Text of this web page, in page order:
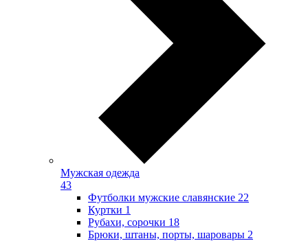
Мужская одежда
43
Футболки мужские славянские 22
Куртки 1
Рубахи, сорочки 18
Брюки, штаны, порты, шаровары 2